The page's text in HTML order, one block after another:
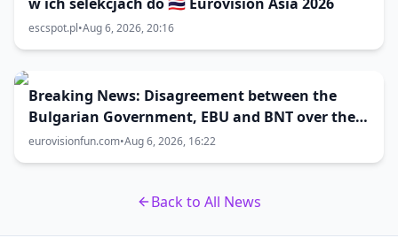
escspot.pl•Aug 6, 2026, 20:16
Breaking News: Disagreement between the
Bulgarian Government, EBU and BNT over the
Eurovision 2027 host city
eurovisionfun.com•Aug 6, 2026, 16:22
Back to All News